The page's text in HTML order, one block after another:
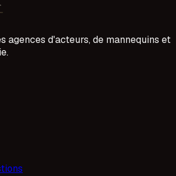
agences d'acteurs, de mannequins et